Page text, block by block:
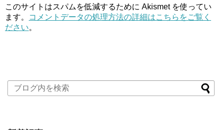
このサイトはスパムを低減するために Akismet を使ってい
ます。
コメントデータの処理方法の詳細はこちらをご覧く
ださい。